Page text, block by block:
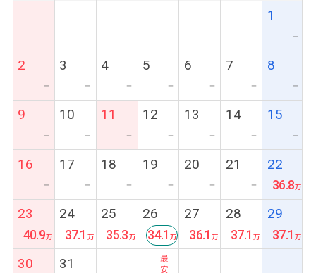
1
ー
2
ー
3
ー
4
ー
5
ー
6
ー
7
ー
8
ー
9
ー
10
ー
11
ー
12
ー
13
ー
14
ー
15
ー
16
ー
17
ー
18
ー
19
ー
20
ー
21
ー
22
36.8
23
40.9
24
37.1
25
35.3
26
最
安
34.1
27
36.1
28
37.1
29
37.1
30 31